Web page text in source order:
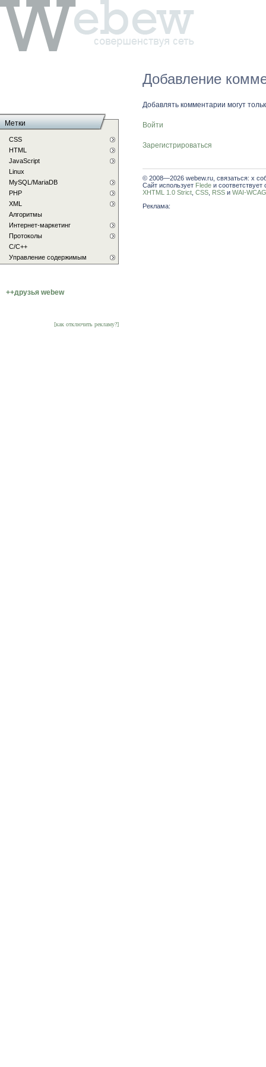
Добавление
Добавлять комментарии могут
Войти
Зарегистрироваться
© 2008—2026 webew.ru, связаться: x
Сайт использует Flede и соответствует
XHTML 1.0 Strict CSS RSS и WAI-
Реклама:
Метки
CSS
HTML
JavaScript
Linux
MySQL/MariaDB
PHP
XML
Алгоритмы
Интернет-маркетинг
Протоколы
С/C++
Управление содержимым
++друзья webew
[как отключить рекламу?]